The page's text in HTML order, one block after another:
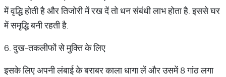
में वृद्धि होती है और तिजोरी में रख दें तो धन संबंधी लाभ होता है. इससे घर
में समृद्धि बनी रहती है.
6. दुख-तकलीफों से मुक्ति के लिए
इसके लिए अपनी लंबाई के बराबर काला धागा लें और उसमें 8 गांठ लगा